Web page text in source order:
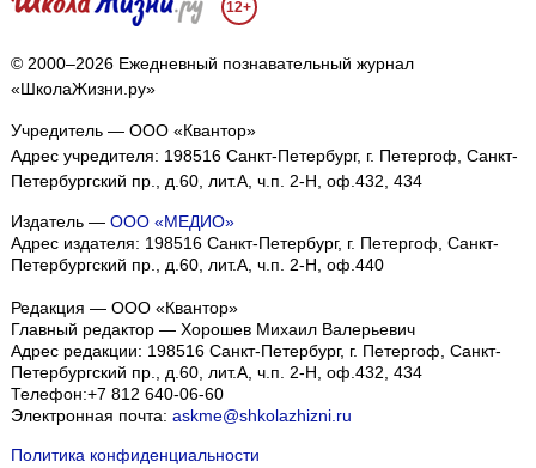
12+
© 2000–2026 Ежедневный познавательный журнал
«ШколаЖизни.ру»
Учредитель — ООО «Квантор»
Адрес учредителя: 198516 Санкт-Петербург, г. Петергоф, Санкт-
Петербургский пр., д.60, лит.А, ч.п. 2-Н, оф.432, 434
Издатель — ООО «МЕДИО»
Адрес издателя: 198516 Санкт-Петербург, г. Петергоф, Санкт-
Петербургский пр., д.60, лит.А, ч.п. 2-Н, оф.440
Редакция — ООО «Квантор»
Главный редактор — Хорошев Михаил Валерьевич
Адрес редакции: 198516 Санкт-Петербург, г. Петергоф Санкт-
Петербургский пр., д.60, лит.А, ч.п. 2-Н, оф.432, 434
Телефон:+7 812 640-06-60
Электронная почта: askme@shkolazhizni.ru
Политика конфиденциальности